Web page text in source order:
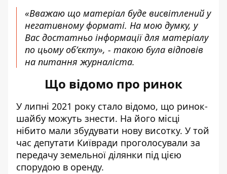
«Вважаю що матеріал буде висвітлений у
негативному форматі. На мою думку, у
Вас достатньо інформації для матеріалу
по цьому обʼєкту», - такою була відповів
на питання журналіста.
Що відомо про ринок
У липні 2021 року стало відомо, що ринок-
шайбу можуть знести. На його місці
нібито мали збудувати нову висотку. У той
час депутати Київради проголосували за
передачу земельної ділянки під цією
спорудою в оренду.